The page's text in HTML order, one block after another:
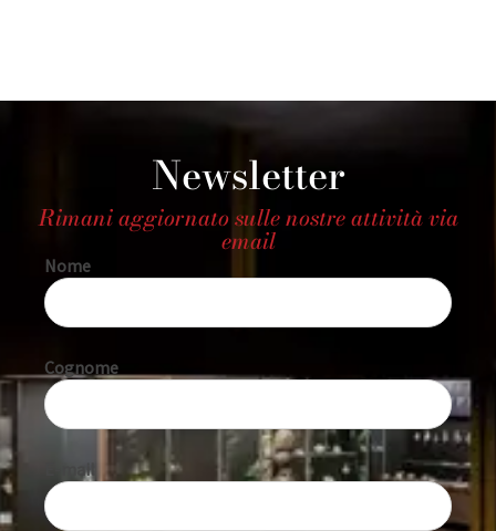
Newsletter
Rimani aggiornato sulle nostre attività via
email